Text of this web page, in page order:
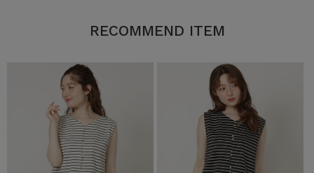
RECOMMEND ITEM